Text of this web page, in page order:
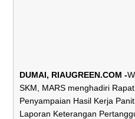
DUMAI, RIAUGREEN.COM -
SKM, MARS menghadiri
Penyampaian Hasil Kerja
Laporan Keterangan